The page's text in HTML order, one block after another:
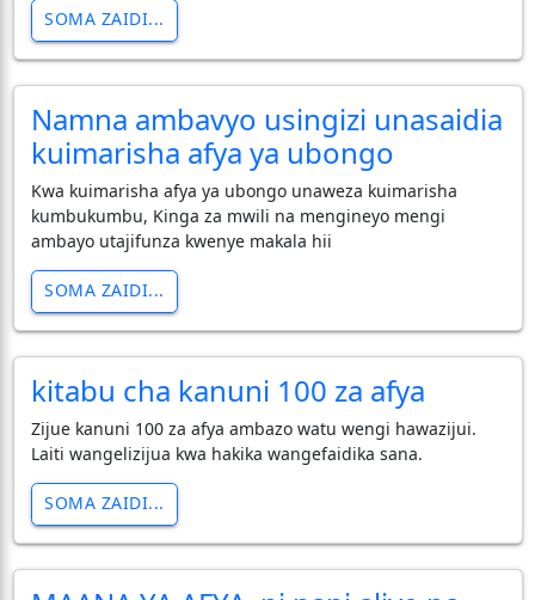
SOMA ZAIDI...
Namna ambavyo usingizi unasaidia
kuimarisha afya ya ubongo
Kwa kuimarisha afya ya ubongo unaweza kuimarisha
kumbukumbu, Kinga za mwili na mengineyo mengi
ambayo utajifunza kwenye makala hii
SOMA ZAIDI...
kitabu cha kanuni 100 za afya
Zijue kanuni 100 za afya ambazo watu wengi hawazijui.
Laiti wangelizijua kwa hakika wangefaidika sana.
SOMA ZAIDI...